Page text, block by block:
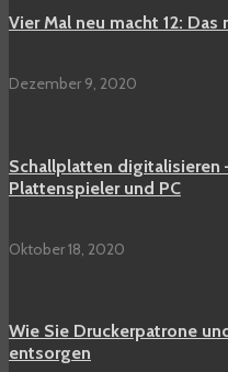
Vier Mal neu macht 12:
Dezember 9, 2020
Schallplatten digitalisieren
Plattenspieler und PC
Oktober 18, 2020
Wie Sie Druckerpatrone
entsorgen